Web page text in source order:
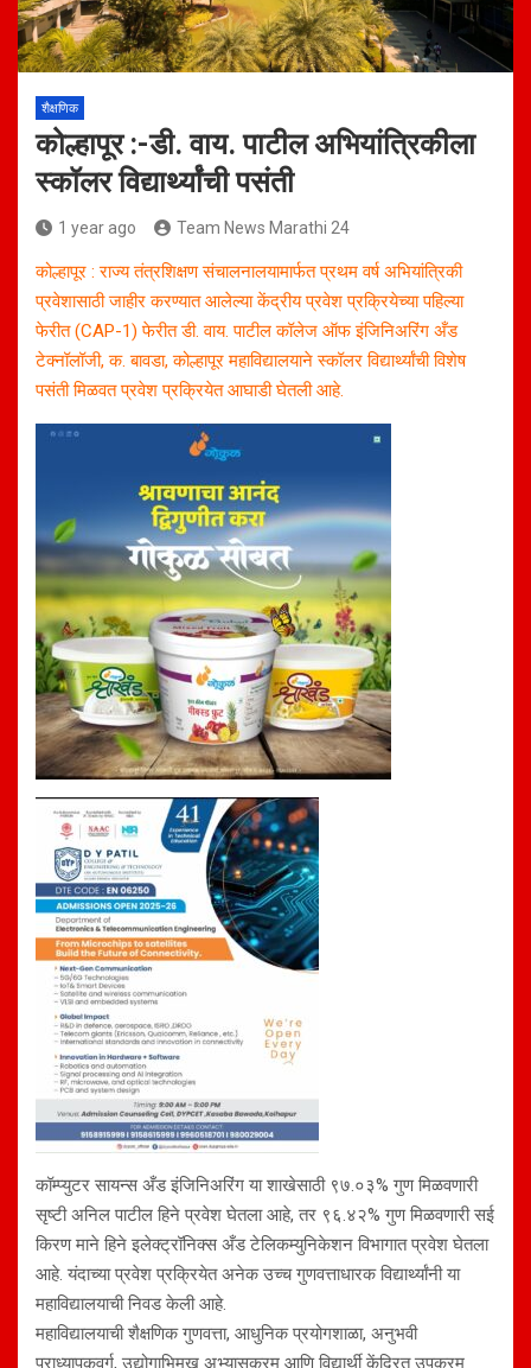
शैक्षणिक
कोल्हापूर :-डी. वाय. पाटील अभियांत्रिकीला
स्कॉलर विद्यार्थ्यांची पसंती
1 year ago Team News Marathi 24
कोल्हापूर : राज्य तंत्रशिक्षण संचालनालयामार्फत प्रथम वर्ष अभियांत्रिकी
प्रवेशासाठी जाहीर करण्यात आलेल्या केंद्रीय प्रवेश प्रक्रियेच्या पहिल्या
फेरीत (CAP-1) फेरीत डी. वाय. पाटील कॉलेज ऑफ इंजिनिअरिंग अँड
टेक्नॉलॉजी, क. बावडा, कोल्हापूर महाविद्यालयाने स्कॉलर विद्यार्थ्यांची विशेष
पसंती मिळवत प्रवेश प्रक्रियेत आघाडी घेतली आहे.
कॉम्प्युटर सायन्स अँड इंजिनिअरिंग या शाखेसाठी ९७.०३% गुण मिळवणारी
सृष्टी अनिल पाटील हिने प्रवेश घेतला आहे, तर ९६.४२% गुण मिळवणारी सई
किरण माने हिने इलेक्ट्रॉनिक्स अँड टेलिकम्युनिकेशन विभागात प्रवेश घेतला
आहे. यंदाच्या प्रवेश प्रक्रियेत अनेक उच्च गुणवत्ताधारक विद्यार्थ्यांनी या
महाविद्यालयाची निवड केली आहे.
महाविद्यालयाची शैक्षणिक गुणवत्ता, आधुनिक प्रयोगशाळा, अनुभवी